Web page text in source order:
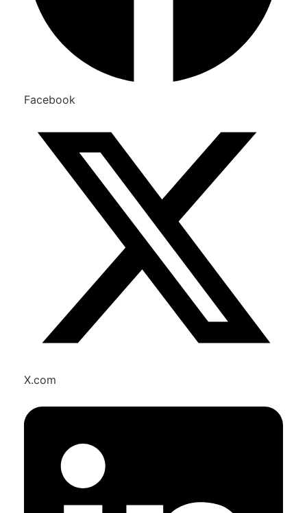
Facebook
X.com